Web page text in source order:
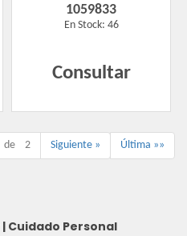
1059833
En Stock: 46
Consultar
de 2 Siguiente » Última »»
| Cuidado Personal